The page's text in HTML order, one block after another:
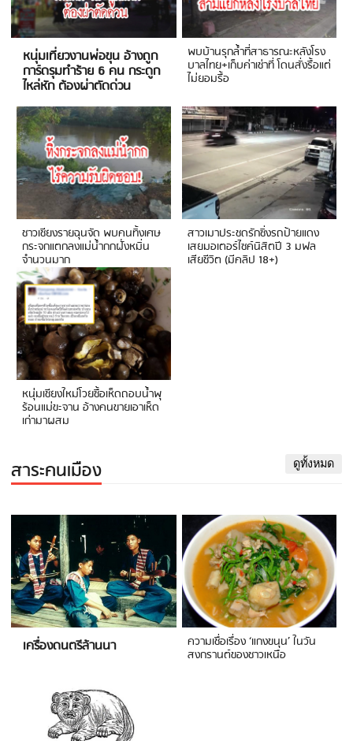
หนุ่มเที่ยวงานพ่อขุน อ้างถูก
การ์ดรุมทำร้าย 6 คน กระดูก
ไหล่หัก ต้องผ่าตัดด่วน
พบบ้านรุกล้ำที่สาธารณะหลังโรง
บาลไทย+เก็บค่าเช่าที่ โดนสั่งรื้อแต่
ไม่ยอมรื้อ
ชาวเชียงรายฉุนจัด พบคนทิ้งเศษ
กระจกแตกลงแม่น้ำกกฝั่งหมิ่น
จำนวนมาก
สาวเมาประชดรักซิ่งรถป้ายแดง
เสยมอเตอร์ไซค์นิสิตปี 3 มฟล
เสียชีวิต (มีคลิป 18+)
หนุ่มเชียงใหม่โวยซื้อเห็ดถอบน้ำพุ
ร้อนแม่ขะจาน อ้างคนขายเอาเห็ด
เก่ามาผสม
สาระคนเมือง ดูทั้งหมด
เครื่องดนตรีล้านนา ความเชื่อเรื่อง ‘แกงขนุน’ ในวัน
สงกรานต์ของชาวเหนือ